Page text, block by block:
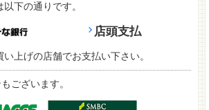
下の通りです。
店頭支払
上げの店舗でお支払い下さい。
ございます。